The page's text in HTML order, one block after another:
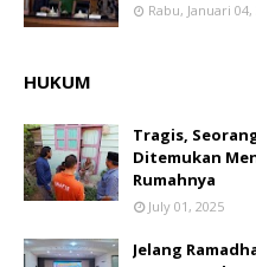
Rabu, Januari 04,
HUKUM
Tragis,
Ditemukan
Rumahnya
July 01, 2025
Jelang